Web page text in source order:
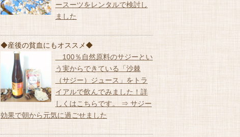
ースーツをレンタルで検討し
ました
◆産後の貧血にもオススメ◆
100％自然原料のサジーとい
う実からできている「沙棘
（サジー）ジュース」をトラ
イアルで飲んでみました！詳
しくはこちらです。 ⇒ サジー
効果で朝から元気に過ごせました